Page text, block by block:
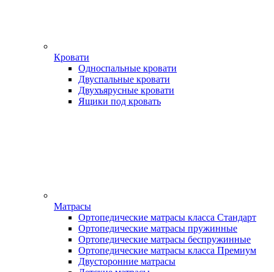
Кровати
Односпальные кровати
Двуспальные кровати
Двухъярусные кровати
Ящики под кровать
Матрасы
Ортопедические матрасы класса Стандарт
Ортопедические матрасы пружинные
Ортопедические матрасы беспружинные
Ортопедические матрасы класса Премиум
Двусторонние матрасы